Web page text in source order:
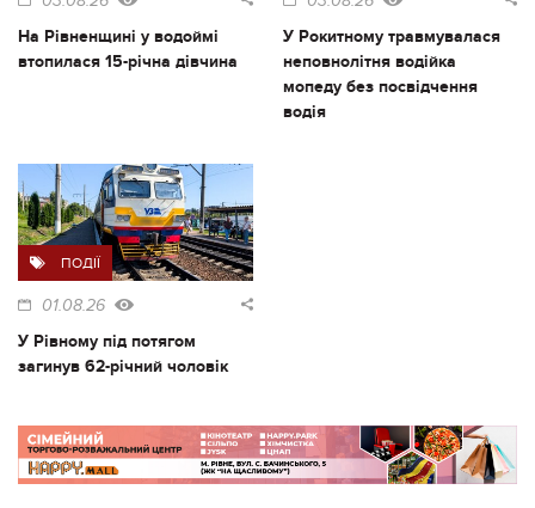
На Рівненщині у водоймі
втопилася 15-річна дівчина
У Рокитному травмувалася
неповнолітня водійка
мопеду без посвідчення
водія
ПОДІЇ
01.08.26
У Рівному під потягом
загинув 62-річний чоловік